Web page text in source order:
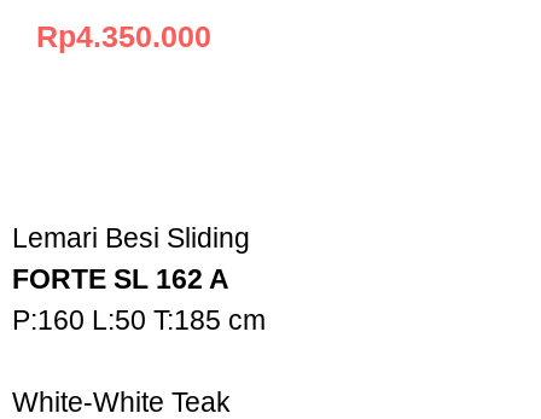
Rp4.350.000
Lemari Besi Sliding
FORTE SL 162 A
P:160 L:50 T:185 cm
White-White Teak